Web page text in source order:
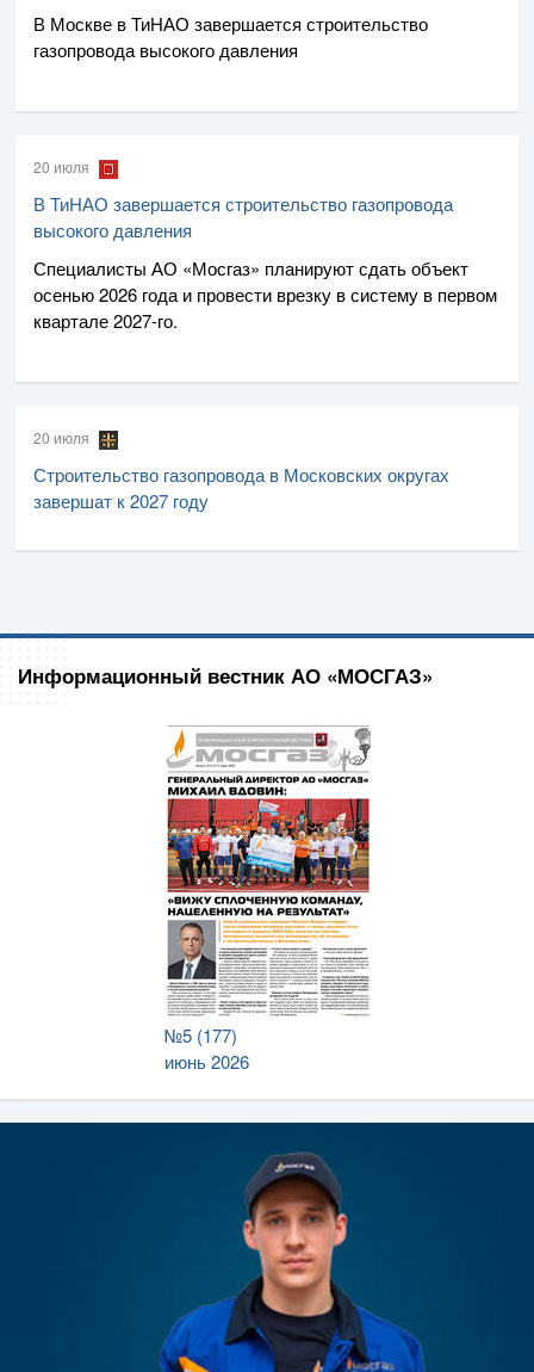
В Москве в ТиНАО завершается строительство
газопровода высокого давления
20 июля
В ТиНАО завершается строительство газопровода
высокого давления
Специалисты АО «Мосгаз» планируют сдать объект
осенью 2026 года и провести врезку в систему в первом
квартале2027-го.
20 июля
Строительство газопровода в Московских округах
завершат к 2027 году
Информационный вестник АО «МОСГАЗ»
№5 (177)
июнь 2026